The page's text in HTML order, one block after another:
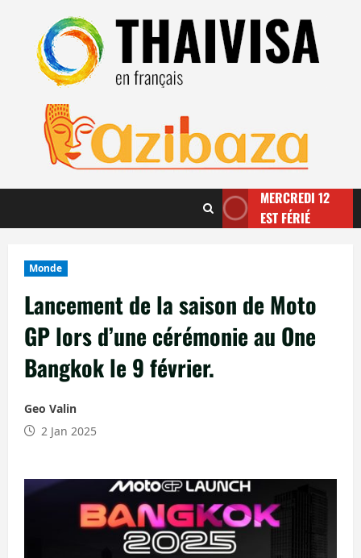
contenu
MERCREDI 12
EST FÉRIÉ
Monde
Lancement de la saison de Moto
GP lors d’une cérémonie au One
Bangkok le 9 février.
Geo Valin
2 Jan 2025